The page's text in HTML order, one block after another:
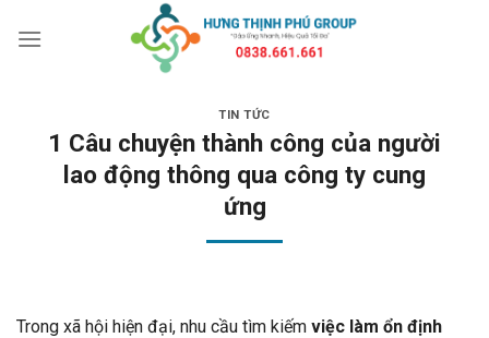
qua
TIN TỨC
1 Câu chuyện thành công của người
lao động thông qua công ty cung
ứng
Trong xã hội hiện đại, nhu cầu tìm kiếm việc làm ổn định